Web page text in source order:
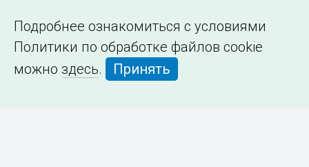
Подробнее ознакомиться с условиями
Политики по обработке файлов cookie
можно здесь. Принять